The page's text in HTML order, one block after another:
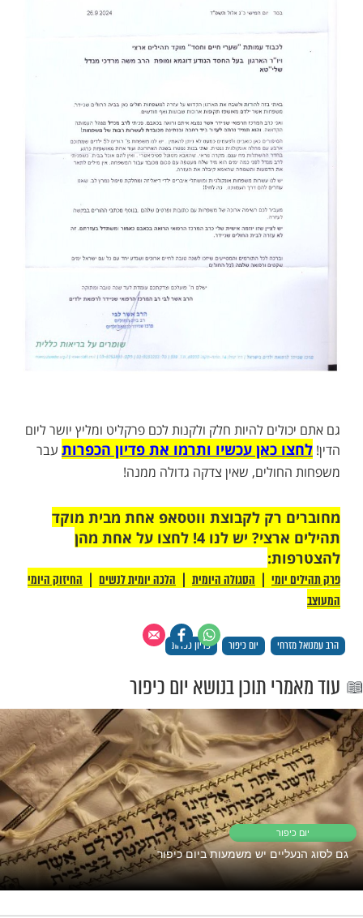
להיות חלק ולקנות לכם פרקליט ומליץ יושר ליום
כאן עכשיו ותרמו את פדיון הכפרותעבר